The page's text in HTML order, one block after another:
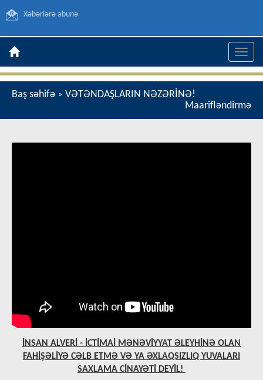
Xəbərlərə abunə
Toggle
Baş səhifə » VƏTƏNDAŞLARIN NƏZƏRİNƏ!
Maarifləndirmə
İNSAN ALVERİ - İCTİMAİ MƏNƏVİYYAT ƏLEYHİNƏ OLAN
FAHİŞƏLİYƏ CƏLB ETMƏ VƏ YA ƏXLAQSIZLIQ YUVALARI
SAXLAMA CİNAYƏTİ DEYİL!